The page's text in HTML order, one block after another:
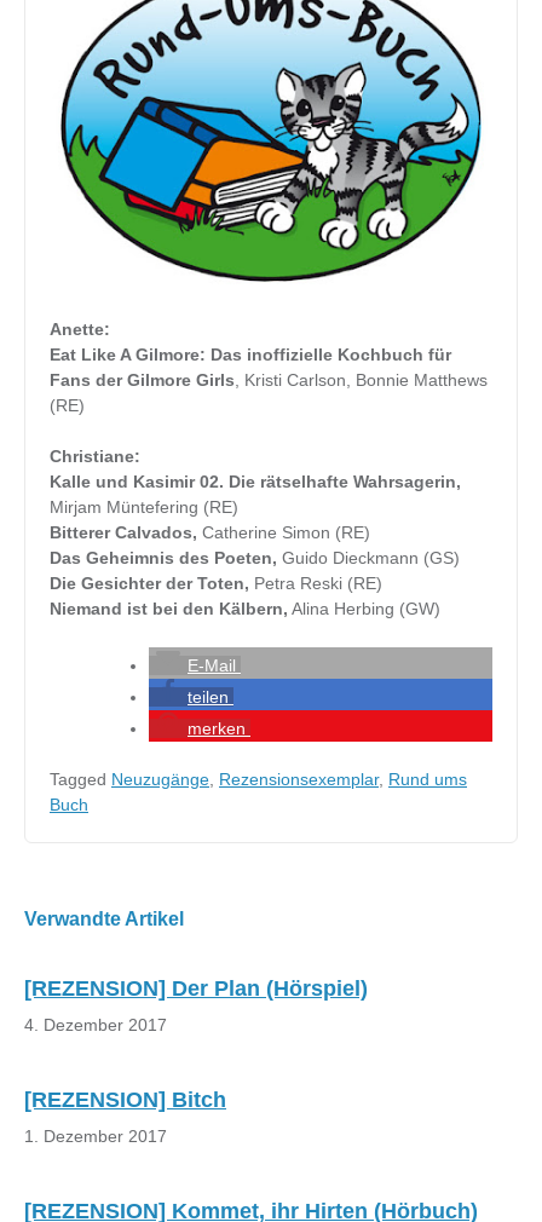
Anette:
Eat Like A Gilmore: Das inoffizielle Kochbuch für
Fans der Gilmore Girls , Kristi Carlson, Bonnie Matthews
(RE)
Christiane:
Kalle und Kasimir 02. Die rätselhafte Wahrsagerin,
Mirjam Müntefering (RE)
Bitterer Calvados, Catherine Simon (RE)
Das Geheimnis des Poeten, Guido Dieckmann (GS)
Die Gesichter der Toten, Petra Reski (RE)
Niemand ist bei den Kälbern, Alina Herbing (GW)
E-Mail
teilen
merken
Tagged Neuzugänge Rezensionsexemplar, Rund ums
Buch
Verwandte Artikel
[REZENSION] Der Plan (Hörspiel)
4. Dezember 2017
[REZENSION] Bitch
1. Dezember 2017
[REZENSION] Kommet, ihr Hirten (Hörbuch)
Beitragsnavigation